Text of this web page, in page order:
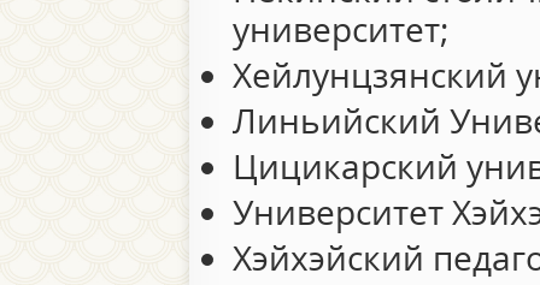
университет;
Хейлунцзянский
Линьийский
Цицикарский
Университет
Хэйхэйский